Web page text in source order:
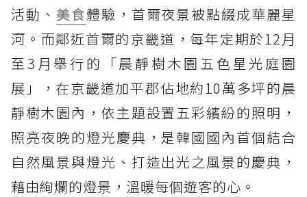
活動、 美食體驗，首爾夜景被點綴成華麗星
河。而鄰近首爾的京畿道，每年定期於12月
至3月舉行的「晨靜樹木園五色星光庭園
展」，在京畿道加平郡佔地約10萬多坪的晨
靜樹木園內，依主題設置五彩繽紛的照明，
照亮夜晚的燈光慶典，是韓國國內首個結合
自然風景與燈光、打造出光之風景的慶典，
藉由絢爛的燈景，溫暖每個遊客的心。